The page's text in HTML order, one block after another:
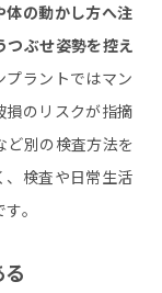
の動かし方へ注
ぶせ姿勢を控え
プラントではマン
損のリスクが指摘
ど別の検査方法を
、検査や日常生活
。